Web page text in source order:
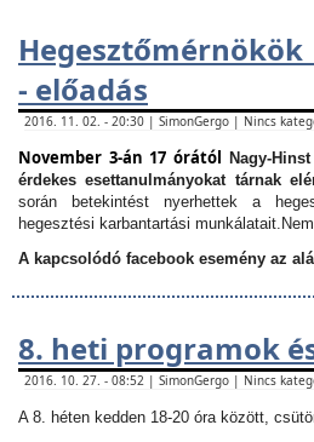
- előadás
2016. 11. 02. - 20:30 | SimonGergo | Nincs
November 3-án 17 órától Nagy-
érdekes esettanulmányokat tárnak
során betekintést nyerhettek a
hegesztési karbantartási munkálatait.
A kapcsolódó facebook esemény az
8. heti programok
2016. 10. 27. - 08:52 | SimonGergo | Nincs
A 8. héten kedden 18-20 óra között,